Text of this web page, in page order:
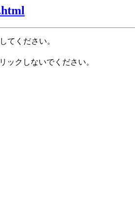
てください。
ックしないでください。